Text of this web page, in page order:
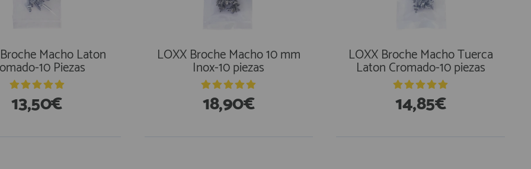
Macho Laton
10 Piezas
13,50€
LOXX Broche Macho 10 mm
Inox-10 piezas
18,90€
LOXX Broche Macho Tuerca
Laton Cromado-10 piezas
14,85€